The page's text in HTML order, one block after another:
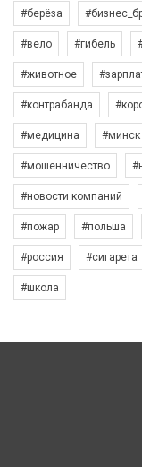
#берёза
#вело #гибель
#животное
#контрабанда
#медицина #минск
#мошенничество
#новости компаний
#пожар #польша
#россия #сигарета
#школа